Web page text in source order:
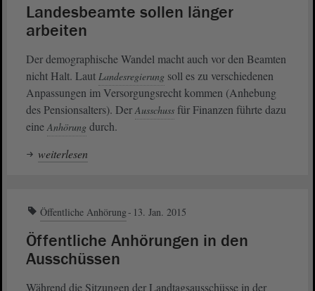
Landesbeamte sollen länger
arbeiten
Der demographische Wandel macht auch vor den Beamten
nicht Halt. Laut Landesregierung soll es zu verschiedenen
Anpassungen im Versorgungsrecht kommen (Anhebung
des Pensionsalters). Der Ausschuss für Finanzen führte dazu
eine Anhörung durch.
weiterlesen
Öffentliche Anhörung 13. Jan. 2015
Öffentliche Anhörungen in den
Ausschüssen
Während die Sitzungen der Landtagsausschüsse in der